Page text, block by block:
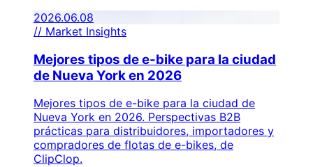
2026.06.08
// Market Insights
Mejores tipos de e-bike para la ciudad
de Nueva York en 2026
Mejores tipos de e-bike para la ciudad de
Nueva York en 2026. Perspectivas B2B
prácticas para distribuidores, importadores y
compradores de flotas de e-bikes, de
ClipClop.